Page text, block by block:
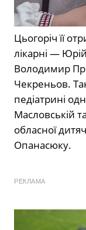
Цьогоріч її
лікарні —
Володимир
Чекреньов.
педіатрині
Масловській
обласної
Опанасюку.
РЕКЛАМА